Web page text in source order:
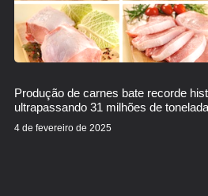
Produção de carnes bate recorde
ultrapassando 31 milhões de
4 de fevereiro de 2025